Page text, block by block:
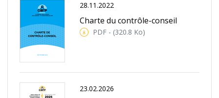
28.11.2022
Charte du contrôle-conseil
PDF - (320.8 Ko)
23.02.2026